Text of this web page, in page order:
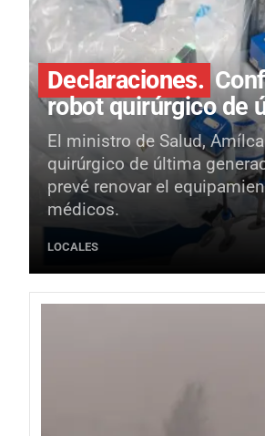
Declaraciones.
robot quirúrgico de
El ministro de Salud,
quirúrgico de última
prevé renovar el
médicos.
LOCALES